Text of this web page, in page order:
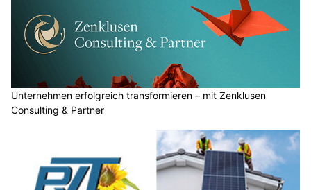
Unternehmen erfolgreich transformieren – mit Zenklusen
Consulting & Partner